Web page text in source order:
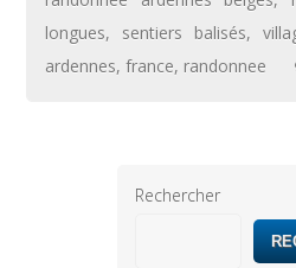
longues, sentiers balisés,
ardennes,france, randonnee
Rechercher